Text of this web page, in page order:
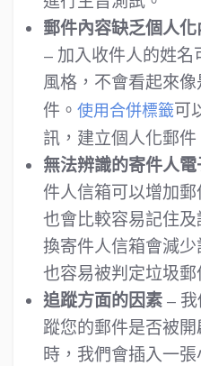
郵件內容缺乏個人化
– 加入收件人的姓名
風格，不會看起來
件。 使用合併標籤可
訊，建立個人化郵件
無法辨識的寄件人電
件人信箱可以增加
也會比較容易記住
換寄件人信箱會減少
也容易被判定垃圾郵
追蹤方面的因素– 我
蹤您的郵件是否被
時，我們會插入一